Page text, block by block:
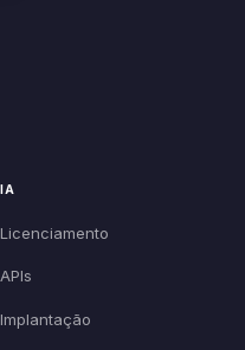
IA
Licenciamento
APIs
Implantação